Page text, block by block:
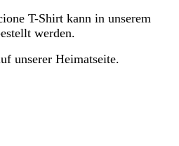
T-Shirt kann in unserem
werden.
unserer Heimatseite.